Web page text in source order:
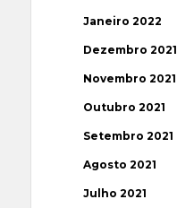
Janeiro 2022
Dezembro 2021
Novembro 2021
Outubro 2021
Setembro 2021
Agosto 2021
Julho 2021